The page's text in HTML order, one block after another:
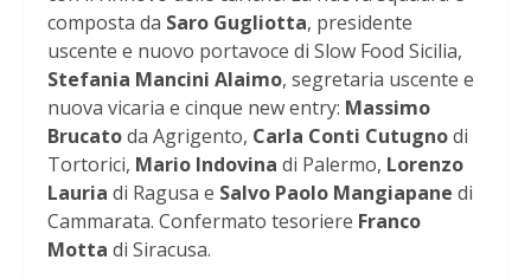
composta da Saro Gugliotta, presidente
uscente e nuovo portavoce di Slow Food Sicilia,
Stefania Mancini Alaimo, segretaria uscente e
nuova vicaria e cinque new entry: Massimo
Brucatoda Agrigento, Carla Conti Cutugnodi
Tortorici, Mario Indovina di Palermo, Lorenzo
Lauria di Ragusa e Salvo Paolo Mangiapane di
Cammarata. Confermato tesoriere Franco
Motta di Siracusa.